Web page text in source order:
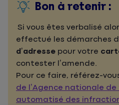
Bon à retenir :
Si vous êtes verbalisé
effectué les démarches
d’adresse pour votre
contester l’amende.
Pour ce faire, référez-
de l’Agence nationale
automatisé des